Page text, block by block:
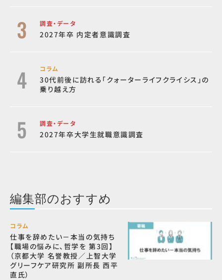
調査・データ
2027年卒 内定者意識調査
コラム
30代前後に訪れる「クォーターライフクライシス」の
乗り越え方
調査・データ
2027年卒大学生就職意識調査
編集部のおすすめ
コラム
仕事を辞めたい－本当の気持ち
【職場の悩みに、哲学を 第3回】
（京都大学 名誉教授／上智大学
グリーフケア研究所 副所長 西平
直氏）